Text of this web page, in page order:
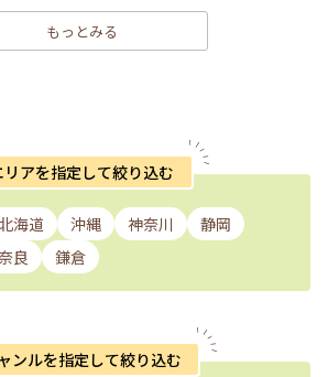
もっとみる
リアを指定して絞り込む
海道 沖縄 神奈川
静岡
良 鎌倉
ンルを指定して絞り込む